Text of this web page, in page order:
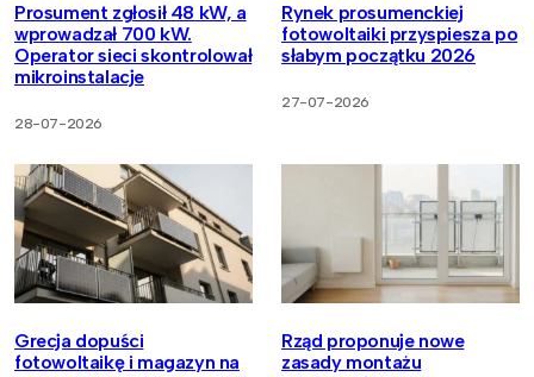
Prosument zgłosił 48 kW, a
wprowadzał 700 kW.
Operator sieci skontrolował
mikroinstalacje
28-07-2026
Rynek prosumenckiej
fotowoltaiki przyspiesza po
słabym początku 2026
27-07-2026
Grecja dopuści
fotowoltaikę i magazyn na
Rząd proponuje nowe
zasady montażu